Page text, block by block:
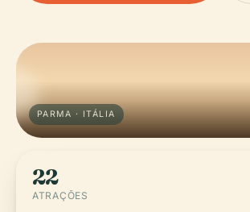
PARMA · ITÁLIA
22
ATRAÇÕES